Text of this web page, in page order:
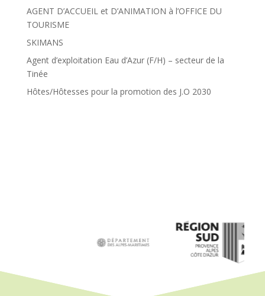
AGENT D’ACCUEIL et D’ANIMATION à l’OFFICE DU
TOURISME
SKIMANS
Agent d’exploitation Eau d’Azur (F/H) – secteur de la
Tinée
Hôtes/Hôtesses pour la promotion des J.O 2030